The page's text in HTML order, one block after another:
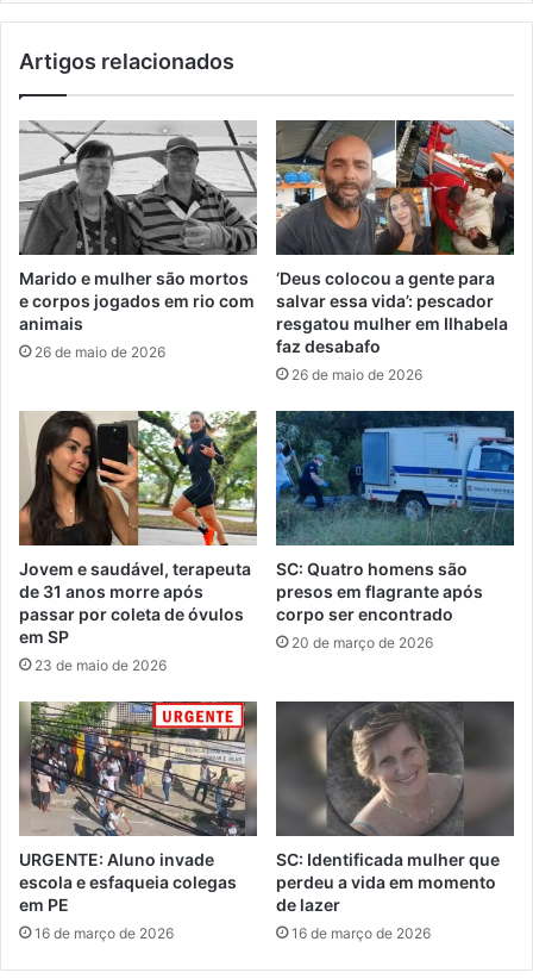
Artigos relacionados
Marido e mulher são mortos
e corpos jogados em rio com
animais
26 de maio de 2026
‘Deus colocou a gente para
salvar essa vida’: pescador
resgatou mulher em Ilhabela
faz desabafo
26 de maio de 2026
Jovem e saudável, terapeuta
de 31 anos morre após
passar por coleta de óvulos
em SP
23 de maio de 2026
SC: Quatro homens são
presos em flagrante após
corpo ser encontrado
20 de março de 2026
URGENTE: Aluno invade
escola e esfaqueia colegas
em PE
16 de março de 2026
SC: Identificada mulher que
perdeu a vida em momento
de lazer
16 de março de 2026